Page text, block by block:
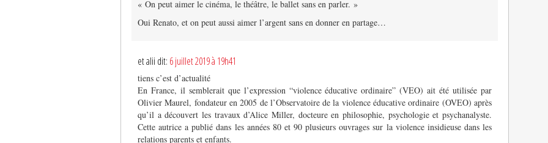
« On peut aimer le cinéma, le théâtre, le ballet sans en parler. »
Oui Renato, et on peut aussi aimer l’argent sans en donner en partage…
et alii dit: 6 juillet 2019 à 19h41
tiens c’est d’actualité
En France, il semblerait que l’expression “violence éducative ordinaire” (VEO) ait été utilisée par
Olivier Maurel, fondateur en 2005 de l’Observatoire de la violence éducative ordinaire (OVEO) après
qu’il a découvert les travaux d’Alice Miller, docteure en philosophie, psychologie et psychanalyste.
Cette autrice a publié dans les années 80 et 90 plusieurs ouvrages sur la violence insidieuse dans les
relations parents et enfants.